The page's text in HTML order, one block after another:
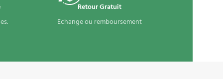
Retour Gratuit
Echange ou remboursement